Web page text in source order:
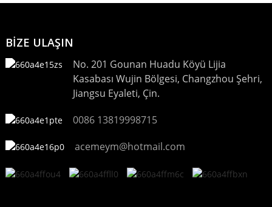
BİZE ULAŞIN
No. 201 Gounan Huadu Köyü Lijia
Kasabası Wujin Bölgesi, Changzhou Şehri,
Jiangsu Eyaleti, Çin.
0086 13819998715
acemeym@hotmail.com